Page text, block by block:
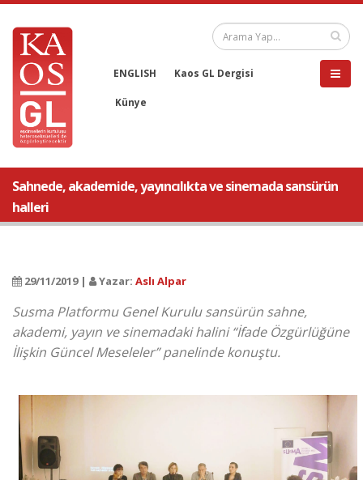
ENGLISH Kaos GL Dergisi
Künye
Sahnede, akademide, yayıncılıkta ve sinemada sansürün
halleri
29/11/2019 | Yazar: Aslı Alpar
Susma Platformu Genel Kurulu sansürün sahne,
akademi, yayın ve sinemadaki halini “İfade Özgürlüğüne
İlişkin Güncel Meseleler” panelinde konuştu.